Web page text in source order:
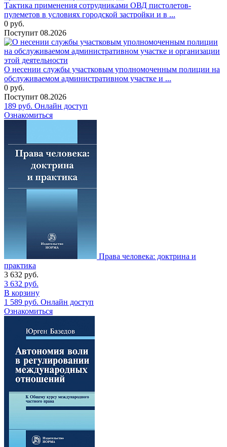
Тактика применения сотрудниками ОВД пистолетов-
пулеметов в условиях городской застройки и в ...
0 руб.
Поступит 08.2026
О несении службы участковым уполномоченным полиции на
обслуживаемом административном участке и ...
0 руб.
Поступит 08.2026
189 руб. Онлайн доступ
Ознакомиться
Права человека: доктрина и
практика
3 632 руб.
3 632 руб.
В корзину
1 589 руб. Онлайн доступ
Ознакомиться